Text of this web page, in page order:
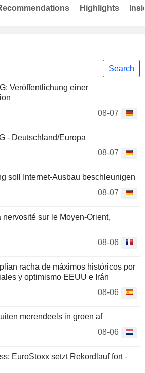
Search
Veröffentlichung einer
08-07
- Deutschland/Europa
08-07
soll Internet-Ausbau beschleunigen
08-07
nervosité sur le Moyen-Orient,
08-06
racha de máximos históricos por
y optimismo EEUU e Irán
08-06
merendeels in groen af
08-06
EuroStoxx setzt Rekordlauf fort -
Highlights